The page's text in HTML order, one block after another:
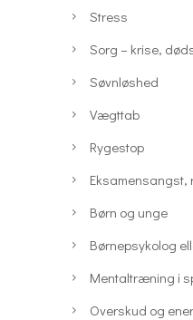
Stress
Sorg – krise,
Søvnløshed
Vægttab
Rygestop
Eksamensangst,
Børn og unge
Børnepsykolog
Mentaltræning i
Overskud og